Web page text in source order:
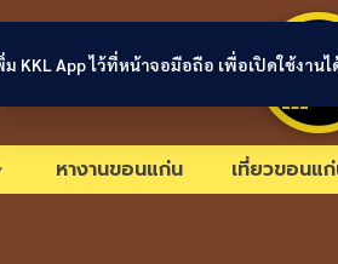
หางานขอนแก่น เที่ยวขอนแ
ม KKL App ไว้ที่หน้าจอมือถือ เพื่อเปิดใช้งาน